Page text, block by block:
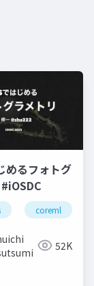
めるフォトグ
coreml
52K